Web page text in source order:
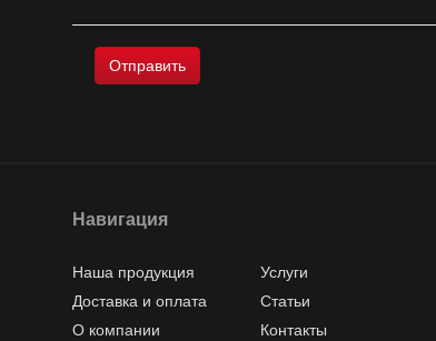
Навигация
Наша продукция
Услуги
Доставка и оплата
Статьи
О компании
Контакты